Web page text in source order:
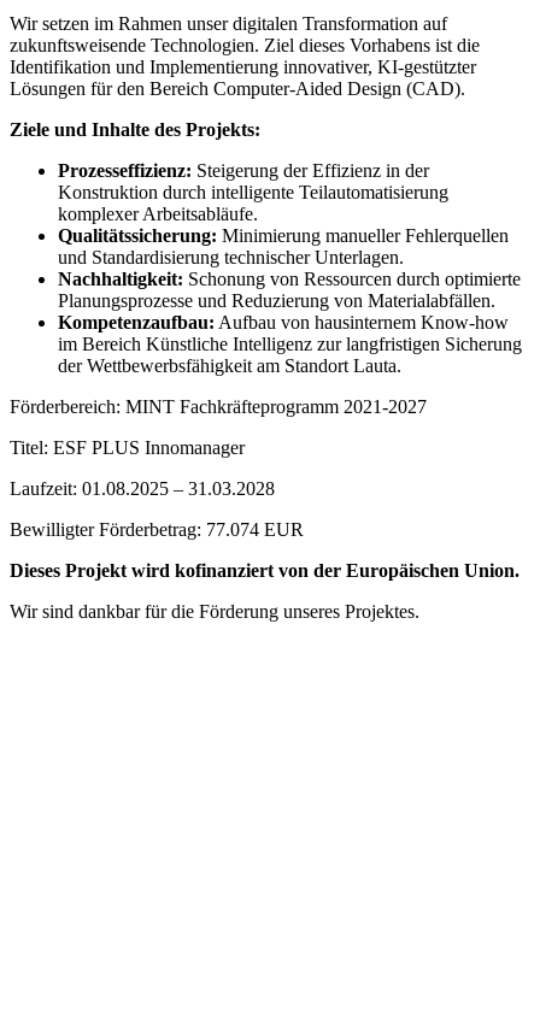
Wir setzen im Rahmen unser digitalen Transformation auf
zukunftsweisende Technologien. Ziel dieses Vorhabens ist die
Identifikation und Implementierung innovativer, KI-gestützter
Lösungen für den Bereich Computer-Aided Design (CAD).
Ziele und Inhalte des Projekts:
Prozesseffizienz: Steigerung der Effizienz in der
Konstruktion durch intelligente Teilautomatisierung
komplexer Arbeitsabläufe.
Qualitätssicherung: Minimierung manueller Fehlerquellen
und Standardisierung technischer Unterlagen.
Nachhaltigkeit: Schonung von Ressourcen durch optimierte
Planungsprozesse und Reduzierung von Materialabfällen.
Kompetenzaufbau: Aufbau von hausinternem Know-how
im Bereich Künstliche Intelligenz zur langfristigen Sicherung
der Wettbewerbsfähigkeit am Standort Lauta.
Förderbereich: MINT Fachkräfteprogramm 2021-2027
Titel: ESF PLUS Innomanager
Laufzeit: 01.08.2025 – 31.03.2028
Bewilligter Förderbetrag: 77.074 EUR
Dieses Projekt wird kofinanziert von der Europäischen Union.
Wir sind dankbar für die Förderung unseres Projektes.